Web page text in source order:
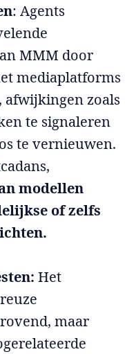
: Agents
MMM door
mediaplatforms
afwijkingen zoals
te signaleren
te vernieuwen.
modellen
of zelfs
Het
maar